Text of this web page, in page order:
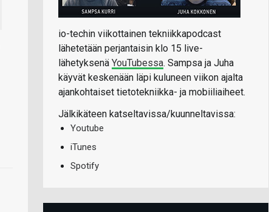
io-techin viikottainen tekniikkapodcast
lähetetään perjantaisin klo 15 live-
lähetyksenä YouTubessa. Sampsa ja Juha
käyvät keskenään läpi kuluneen viikon ajalta
ajankohtaiset tietotekniikka- ja mobiiliaiheet.
Jälkikäteen katseltavissa/kuunneltavissa:
Youtube
iTunes
Spotify